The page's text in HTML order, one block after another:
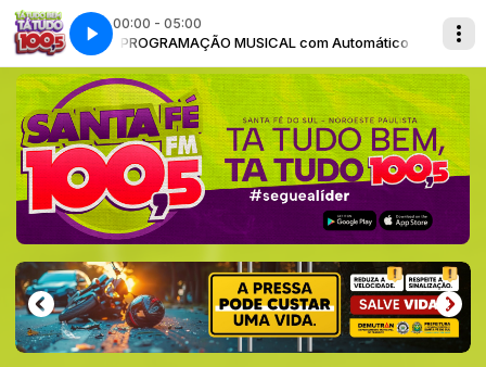
00:00 - 05:00
PROGRAMAÇÃO MUSICAL com Automático